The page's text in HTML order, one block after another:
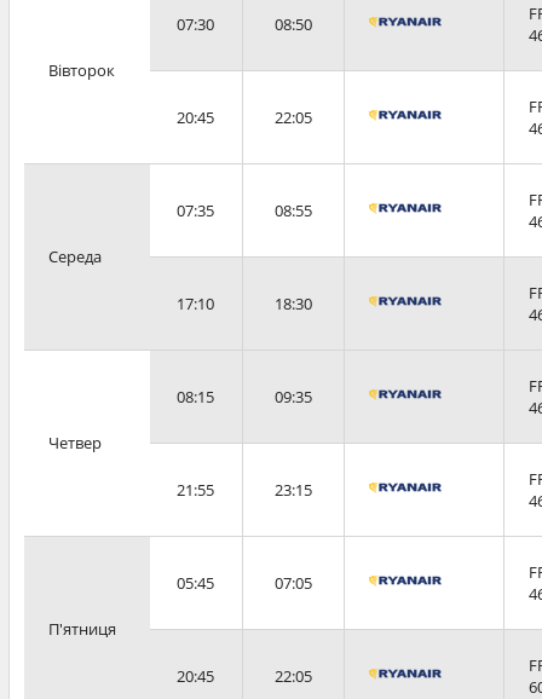
Вівторок
07:30 08:50
20:45 22:05
Середа
07:35 08:55
17:10 18:30
Четвер
08:15 09:35
21:55 23:15
П'ятниця
05:45 07:05
20:45 22:05